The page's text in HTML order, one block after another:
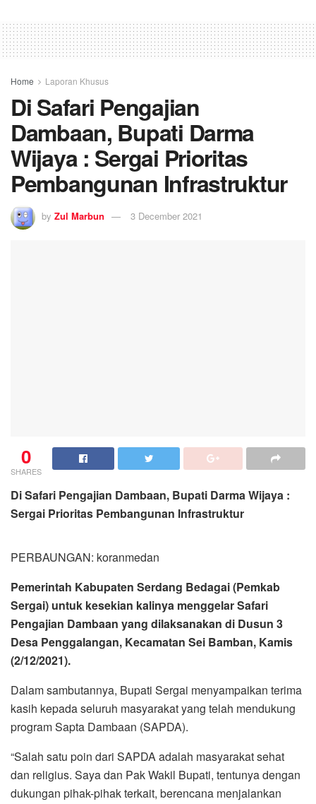
Home Laporan Khusus
Di Safari Pengajian
Dambaan, Bupati Darma
Wijaya : Sergai Prioritas
Pembangunan Infrastruktur
by Zul Marbun 3 December 2021
0
SHARES
Di Safari Pengajian Dambaan, Bupati Darma Wijaya :
Sergai Prioritas Pembangunan Infrastruktur
PERBAUNGAN: koranmedan
Pemerintah Kabupaten Serdang Bedagai (Pemkab
Sergai) untuk kesekian kalinya menggelar Safari
Pengajian Dambaan yang dilaksanakan di Dusun 3
Desa Penggalangan, Kecamatan Sei Bamban, Kamis
(2/12/2021).
Dalam sambutannya, Bupati Sergai menyampaikan terima
kasih kepada seluruh masyarakat yang telah mendukung
program Sapta Dambaan (SAPDA).
“Salah satu poin dari SAPDA adalah masyarakat sehat
dan religius. Saya dan Pak Wakil Bupati, tentunya dengan
dukungan pihak-pihak terkait, berencana menjalankan